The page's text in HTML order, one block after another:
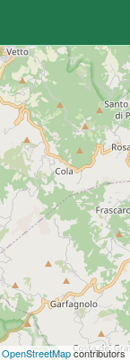
OpenStreetMapcontributors